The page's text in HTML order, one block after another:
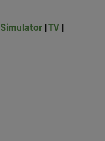
Simulator |TV |